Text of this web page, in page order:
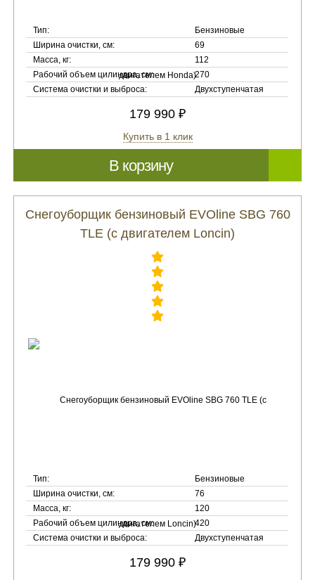
Тип:
Бензиновые
Ширина очистки, см:
69
Масса, кг:
112
Рабочий объем цилиндра, см:
270
Система очистки и выброса:
Двухступенчатая
179 990 ₽
Купить в 1 клик
В корзину
Снегоуборщик бензиновый EVOline SBG 760
TLE (с двигателем Loncin)
Тип:
Бензиновые
Ширина очистки, см:
76
Масса, кг:
120
Рабочий объем цилиндра, см:
420
Система очистки и выброса:
Двухступенчатая
179 990 ₽